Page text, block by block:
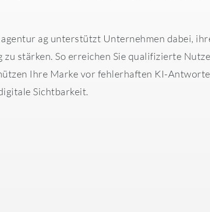
ag unterstützt Unternehmen dabei,
zu stärken. So erreichen Sie qualifizierte
Ihre Marke vor fehlerhaften KI-
Sichtbarkeit.